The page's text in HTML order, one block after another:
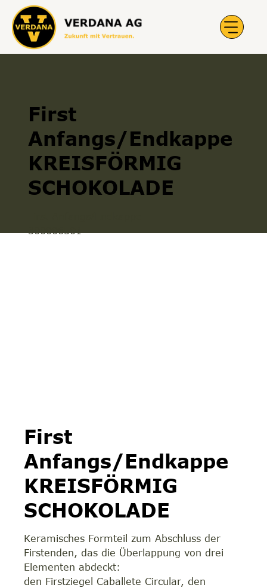
First
Anfangs/Endkappe
KREISFÖRMIG
SCHOKOLADE
300006501
First
Anfangs/Endkappe
KREISFÖRMIG
SCHOKOLADE
Keramisches Formteil zum Abschluss der
Firstenden, das die Überlappung von drei
Elementen abdeckt:
den Firstziegel Caballete Circular, den